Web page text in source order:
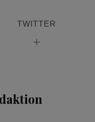
TWITTER